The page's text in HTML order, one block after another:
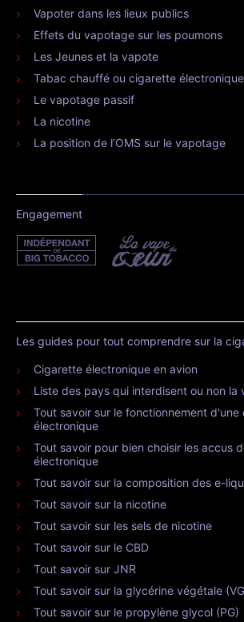
Vapoter dans les lieux publics
Effets du vapotage sur les poumons
Les Jeunes et la vapote
Tabac chauffé ou cigarette
Le vapotage passif
La nicotine
La position de l’OMS sur le vapotage
Engagement
Les guides pour tout comprendre sur la
Cigarette électronique en avion
Liste des pays qui interdisent ou non la
Tout savoir sur le fonctionnement d'une
électronique
Tout savoir pour bien choisir les accus
électronique
Tout savoir sur la composition des e-
Tout savoir sur la nicotine
Tout savoir sur les sels de nicotine
Tout savoir sur le CBD
Tout savoir sur JNR
Tout savoir sur la glycérine végétale
Tout savoir sur le propylène glycol (PG)